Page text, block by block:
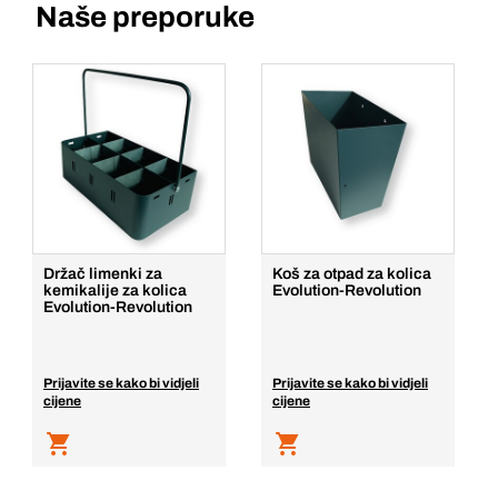
Naše preporuke
Držač limenki za
kemikalije za kolica
Evolution-Revolution
Prijavite se kako bi vidjeli
cijene
Koš za otpad za kolica
Evolution-Revolution
Prijavite se kako bi vidjeli
cijene